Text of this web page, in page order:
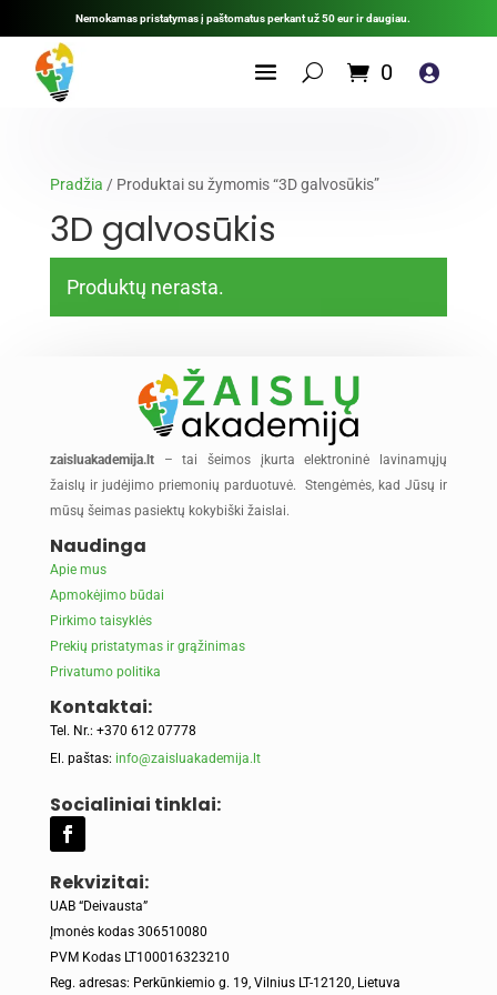
Nemokamas pristatymas į paštomatus perkant už 50 eur ir daugiau.
0 
Pradžia / Produktai su žymomis “3D galvosūkis”
3D galvosūkis
Produktų nerasta.
zaisluakademija.lt
– tai šeimos įkurta elektroninė lavinamųjų
žaislų ir judėjimo priemonių parduotuvė. Stengėmės, kad Jūsų ir
mūsų šeimas pasiektų kokybiški žaislai.
Naudinga
Apie mus
Apmokėjimo būdai
Pirkimo taisyklės
Prekių pristatymas ir grąžinimas
Privatumo politika
Kontaktai:
Tel. Nr.: +370 612 07778
El. paštas: info@zaisluakademija.lt
Socialiniai tinklai:
Rekvizitai:
UAB “Deivausta”
Įmonės kodas 306510080
PVM Kodas LT100016323210
Reg. adresas: Perkūnkiemio g. 19, Vilnius LT-12120, Lietuva